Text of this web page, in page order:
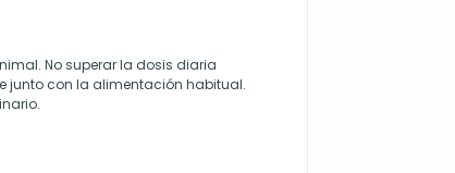
No superar la dosis diaria
junto con la alimentación habitual.